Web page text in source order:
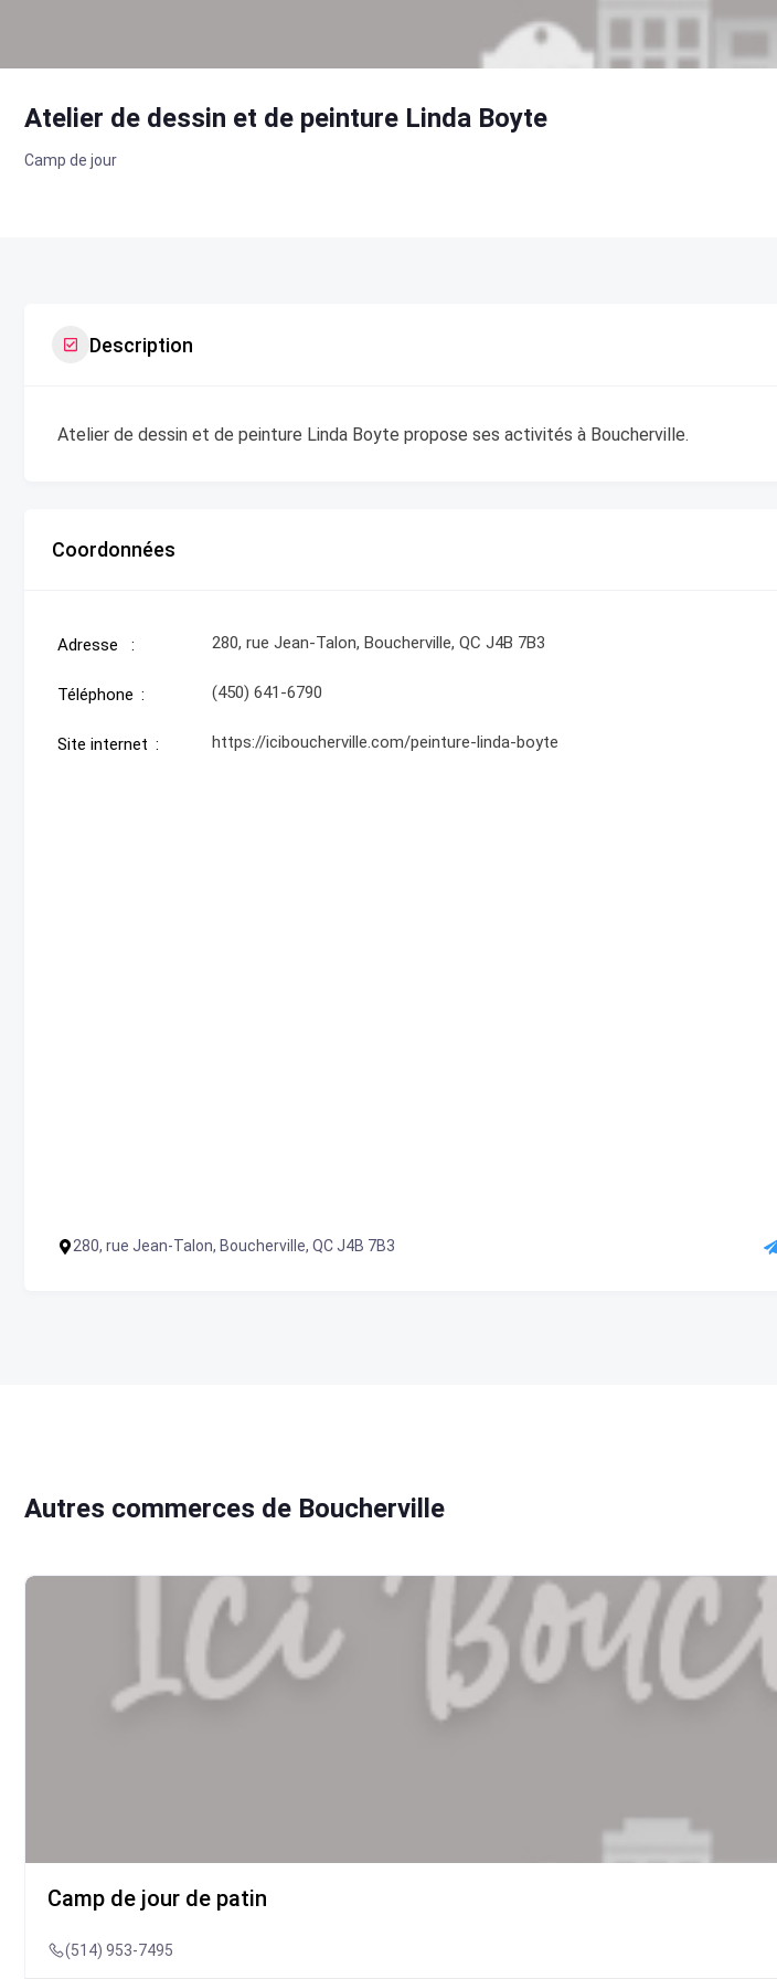
Atelier de dessin et de peinture Linda Boyte
Camp de jour
Description
Atelier de dessin et de peinture Linda Boyte propose ses activités à Boucherville.
Coordonnées
Adresse 280, rue Jean-Talon, Boucherville, QC J4B 7B3
Téléphone (450) 641-6790
Site internet https://iciboucherville.com/peinture-linda-boyte
280, rue Jean-Talon, Boucherville, QC J4B 7B3
Autres commerces de Boucherville
Camp de jour de patin
(514) 953-7495